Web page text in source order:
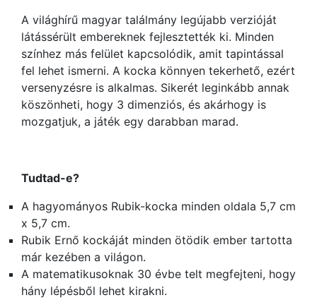
A világhírű magyar találmány legújabb verzióját
látássérült embereknek fejlesztették ki. Minden
színhez más felület kapcsolódik, amit tapintással
fel lehet ismerni. A kocka könnyen tekerhető, ezért
versenyzésre is alkalmas. Sikerét leginkább annak
köszönheti, hogy 3 dimenziós, és akárhogy is
mozgatjuk, a játék egy darabban marad.
Tudtad-e?
A hagyományos Rubik-kocka minden oldala 5,7 cm
x 5,7 cm.
Rubik Ernő kockáját minden ötödik ember tartotta
már kezében a világon.
A matematikusoknak 30 évbe telt megfejteni, hogy
hány lépésből lehet kirakni.